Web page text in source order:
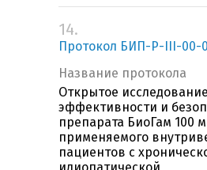
14.
Протокол БИП-Р-III-00-
Название протокола
Открытое исследование
эффективности и
препарата БиоГам 100
применяемого
пациентов с